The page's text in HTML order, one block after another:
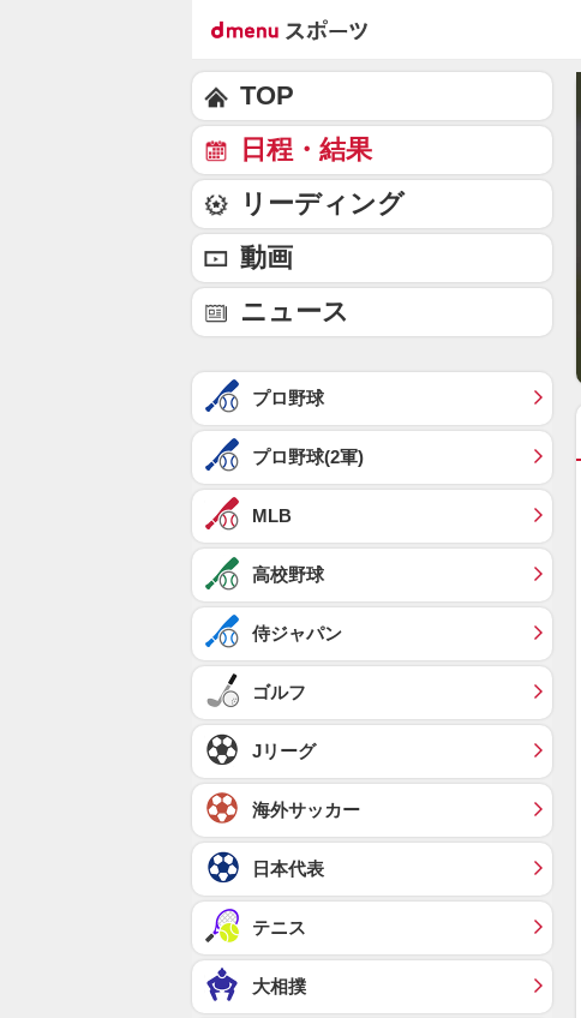
TOP
日程・結果
リーディング
動画
ニュース
プロ野球
プロ野球(2軍)
MLB
高校野球
侍ジャパン
ゴルフ
Jリーグ
海外サッカー
日本代表
テニス
大相撲